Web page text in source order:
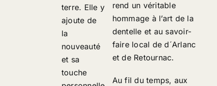
terre. Elle y
ajoute de
la
nouveauté
et sa
touche
rend un véritable
hommage à l’art de la
dentelle et au savoir-
faire local de d´Arlanc
et de Retournac.
Au fil du temps, aux